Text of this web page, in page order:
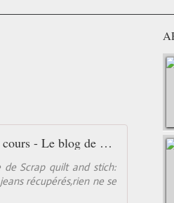
Travaux En - cours - Le blog de pascalinette
Scrap quilt and stich:
récupérés,rien ne se